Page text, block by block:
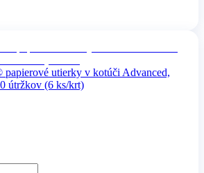
utierky v kotúči Advanced,
útržkov (6 ks/krt)